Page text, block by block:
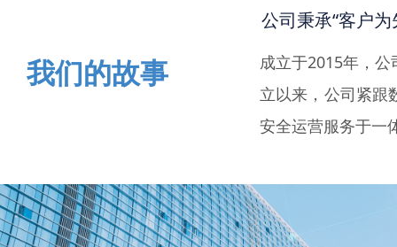
公司秉承“客户
成立于2015年，
立以来，公司紧跟
安全运营服务于一
我们的故事